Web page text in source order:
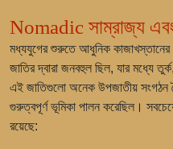
Nomadic সাম্রাজ্য
মধ্যযুগের শুরুতে আধুনিক
জাতির দ্বারা জনবহুল ছিল, যার মধ্যে
এই জাতিগুলো অনেক উপজাতীয় সংগঠন
গুরুত্বপূর্ণ ভূমিকা পালন করেছিল।
রয়েছে: